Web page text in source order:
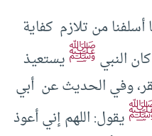
من تلازم كفاية
النبيﷺيستعيذ
وفي الحديث عن ‌أبي
يقول: اللهم إني أعوذ